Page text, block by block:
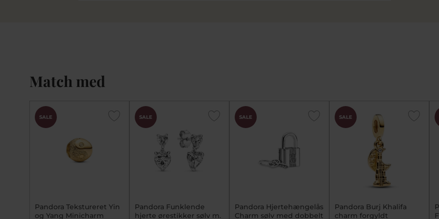
Match med
SALE
Pandora Tekstureret Yin
og Yang Minicharm
SALE
Pandora Funklende
hjerte ørestikker sølv m.
SALE
Pandora Hjertehængelås
Charm sølv med dobbelt
SALE
Pandora Burj Khalifa
charm forgyldt